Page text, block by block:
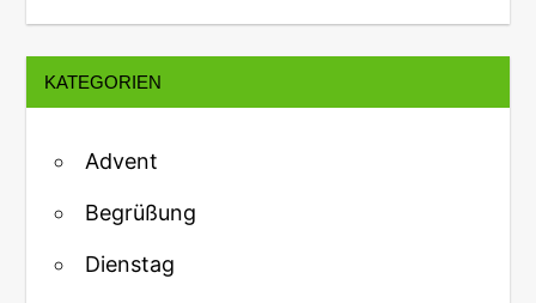
KATEGORIEN
Advent
Begrüßung
Dienstag